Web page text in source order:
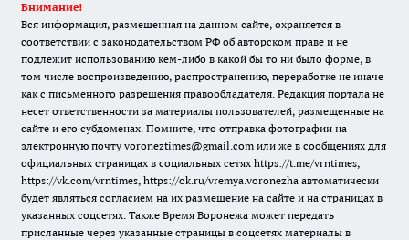
Внимание!
Вся информация, размещенная на данном сайте, охраняется в
соответствии с законодательством РФ об авторском праве и не
подлежит использованию кем-либо в какой бы то ни было форме, в
том числе воспроизведению, распространению, переработке не иначе
как с письменного разрешения правообладателя. Редакция портала не
несет ответственности за материалы пользователей, размещенные на
сайте и его субдоменах. Помните, что отправка фотографии на
электронную почту voroneztimes@gmail.com или же в сообщениях для
официальных страницах в социальных сетях https://t.me/vrntimes,
https://vk.com/vrntimes, https://ok.ru/vremya.voronezha автоматически
будет являться согласием на их размещение на сайте и на страницах в
указанных соцсетях. Также Время Воронежа может передать
присланные через указанные страницы в соцсетях материалы в